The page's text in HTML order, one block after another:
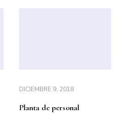
DICIEMBRE 9, 2018
Planta de personal